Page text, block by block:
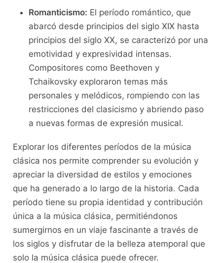
Romanticismo: El período romántico, que
abarcó desde principios del⁢ siglo⁢ XIX hasta
principios del siglo XX, se caracterizó por una
emotividad y expresividad intensas.
Compositores como Beethoven y
Tchaikovsky exploraron temas⁣ más
personales y⁤ melódicos, ⁤rompiendo‍ con las
restricciones del clasicismo y abriendo paso
a⁣ nuevas formas de expresión ​musical.
Explorar ⁢los diferentes ‌períodos de la música
clásica nos permite ‌comprender su ⁣evolución ‍y
apreciar la diversidad de estilos​ y emociones
que ha ‌generado a lo ​largo de la​ historia. Cada
período ⁤tiene su propia identidad y contribución
única a ​la música clásica, permitiéndonos
sumergirnos⁤ en un viaje fascinante a través ​de
los siglos y disfrutar de ​la belleza atemporal que
solo la música clásica puede ofrecer.